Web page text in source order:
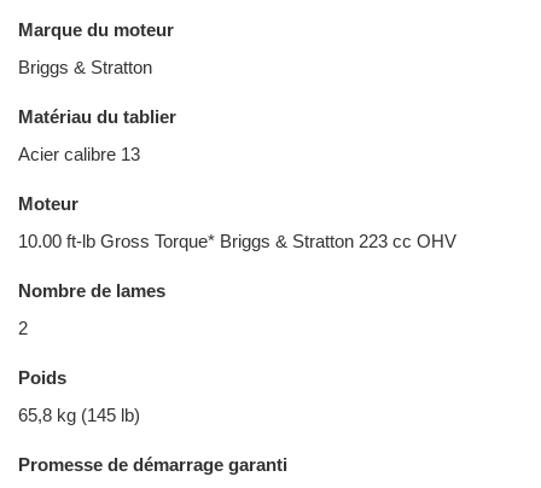
Marque du moteur
Briggs & Stratton
Matériau du tablier
Acier calibre 13
Moteur
10.00 ft-lb Gross Torque* Briggs & Stratton 223 cc OHV
Nombre de lames
2
Poids
65,8 kg (145 lb)
Promesse de démarrage garanti